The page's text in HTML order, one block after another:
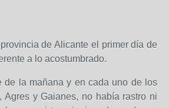
de Alicante el primer día de
a lo acostumbrado.
de la mañana y en cada uno de los
Agres y Gaianes, no había rastro ni